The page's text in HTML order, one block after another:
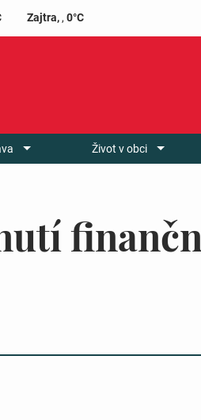
Zajtra,, 0°C
Život v obci